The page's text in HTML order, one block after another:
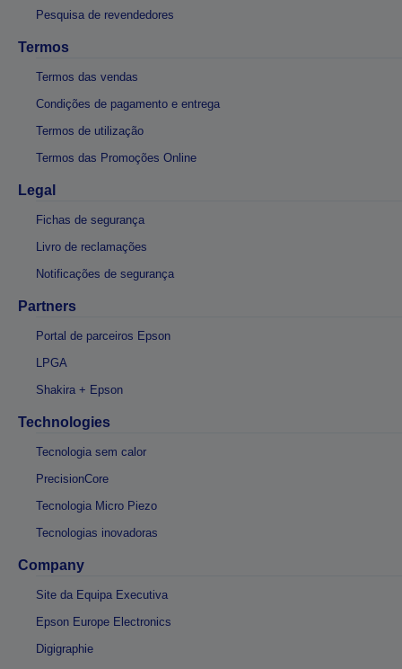
Pesquisa de revendedores
Termos
Termos das vendas
Condições de pagamento e entrega
Termos de utilização
Termos das Promoções Online
Legal
Fichas de segurança
Livro de reclamações
Notificações de segurança
Partners
Portal de parceiros Epson
LPGA
Shakira + Epson
Technologies
Tecnologia sem calor
PrecisionCore
Tecnologia Micro Piezo
Tecnologias inovadoras
Company
Site da Equipa Executiva
Epson Europe Electronics
Digigraphie